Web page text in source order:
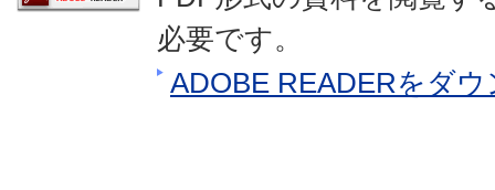
必要です。
ADOBE READERをダ